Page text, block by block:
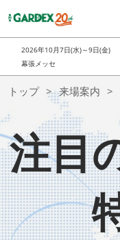
キ
ッ
し
て
進
2026年10月7日(水)～9日(金)
幕張メッセ
トップ 来場案内
注目